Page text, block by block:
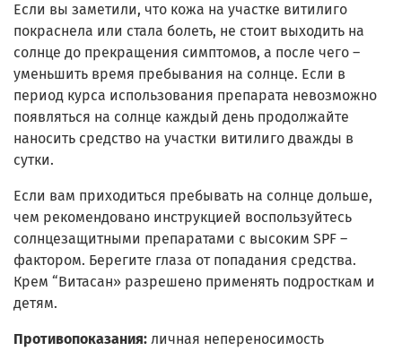
Если вы заметили, что кожа на участке витилиго
покраснела или стала болеть, не стоит выходить на
солнце до прекращения симптомов, а после чего –
уменьшить время пребывания на солнце. Если в
период курса использования препарата невозможно
появляться на солнце каждый день продолжайте
наносить средство на участки витилиго дважды в
сутки.
Если вам приходиться пребывать на солнце дольше,
чем рекомендовано инструкцией воспользуйтесь
солнцезащитными препаратами с высоким SPF –
фактором. Берегите глаза от попадания средства.
Крем “Витасан» разрешено применять подросткам и
детям.
Противопоказания: личная непереносимость